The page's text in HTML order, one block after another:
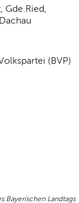
Gde.Ried,
(BVP)
Bayerischen Landtags